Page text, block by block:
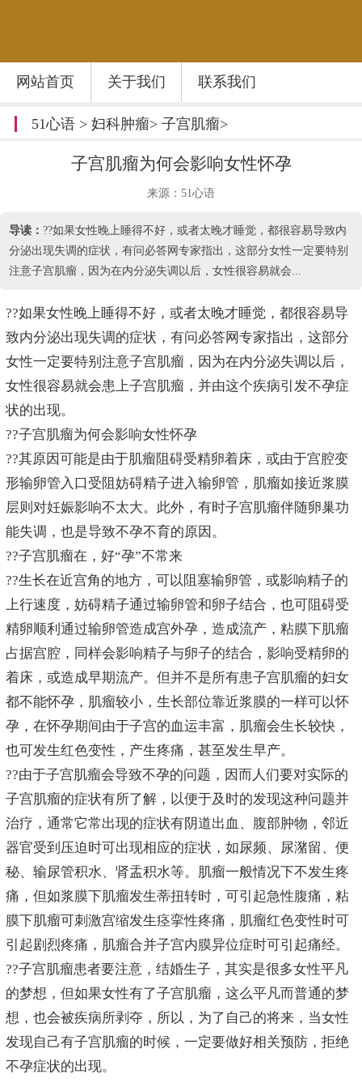
网站首页 关于我们 联系我们
51心语> 妇科肿瘤> 子宫肌瘤>
子宫肌瘤为何会影响女性怀孕
来源：51心语
导读： ??如果女性晚上睡得不好，或者太晚才睡觉，都很容易导致内
分泌出现失调的症状，有问必答网专家指出，这部分女性一定要特别
注意子宫肌瘤，因为在内分泌失调以后，女性很容易就会...
??如果女性晚上睡得不好，或者太晚才睡觉，都很容易导
致内分泌出现失调的症状，有问必答网专家指出，这部分
女性一定要特别注意子宫肌瘤，因为在内分泌失调以后，
女性很容易就会患上子宫肌瘤，并由这个疾病引发不孕症
状的出现。
??子宫肌瘤为何会影响女性怀孕
??其原因可能是由于肌瘤阻碍受精卵着床，或由于宫腔变
形输卵管入口受阻妨碍精子进入输卵管，肌瘤如接近浆膜
层则对妊娠影响不太大。此外，有时子宫肌瘤伴随卵巢功
能失调，也是导致不孕不育的原因。
??子宫肌瘤在，好“孕”不常来
??生长在近宫角的地方，可以阻塞输卵管，或影响精子的
上行速度，妨碍精子通过输卵管和卵子结合，也可阻碍受
精卵顺利通过输卵管造成宫外孕，造成流产，粘膜下肌瘤
占据宫腔，同样会影响精子与卵子的结合，影响受精卵的
着床，或造成早期流产。但并不是所有患子宫肌瘤的妇女
都不能怀孕，肌瘤较小，生长部位靠近浆膜的一样可以怀
孕，在怀孕期间由于子宫的血运丰富，肌瘤会生长较快，
也可发生红色变性，产生疼痛，甚至发生早产。
??由于子宫肌瘤会导致不孕的问题，因而人们要对实际的
子宫肌瘤的症状有所了解，以便于及时的发现这种问题并
治疗，通常它常出现的症状有阴道出血、腹部肿物，邻近
器官受到压迫时可出现相应的症状，如尿频、尿潴留、便
秘、输尿管积水、肾盂积水等。肌瘤一般情况下不发生疼
痛，但如浆膜下肌瘤发生蒂扭转时，可引起急性腹痛，粘
膜下肌瘤可刺激宫缩发生痉挛性疼痛，肌瘤红色变性时可
引起剧烈疼痛，肌瘤合并子宫内膜异位症时可引起痛经。
??子宫肌瘤患者要注意，结婚生子，其实是很多女性平凡
的梦想，但如果女性有了子宫肌瘤，这么平凡而普通的梦
想，也会被疾病所剥夺，所以，为了自己的将来，当女性
发现自己有子宫肌瘤的时候，一定要做好相关预防，拒绝
不孕症状的出现。